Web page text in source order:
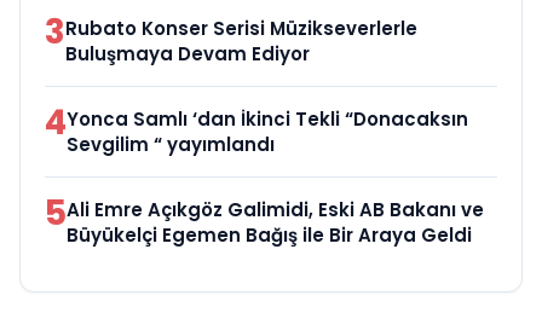
3Rubato Konser Serisi Müzikseverlerle
Buluşmaya Devam Ediyor
4Yonca Samlı ‘dan İkinci Tekli “Donacaksın
Sevgilim “ yayımlandı
5Ali Emre Açıkgöz Galimidi, Eski AB Bakanı ve
Büyükelçi Egemen Bağış ile Bir Araya Geldi